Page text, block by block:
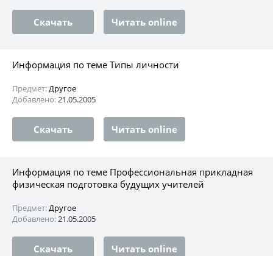
Скачать Читать online
Информация по теме Типы личности
Предмет:Другое
Добавлено:21.05.2005
Скачать Читать online
Информация по теме Профессиональная прикладная
физическая подготовка будущих учителей
Предмет:Другое
Добавлено:21.05.2005
Скачать Читать online